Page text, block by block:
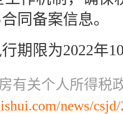
同备案信息。
期限为2022年
有关个人所得税
news/